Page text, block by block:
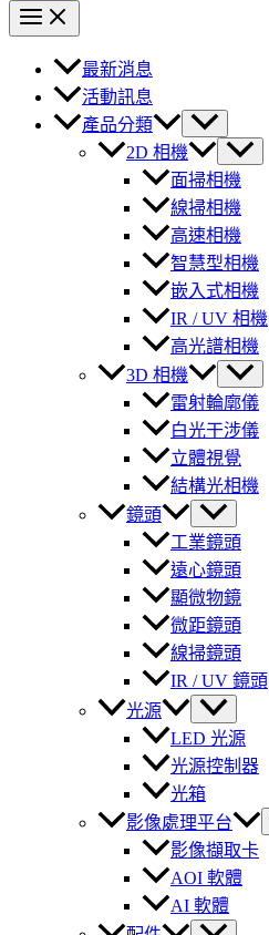
最新消息
活動訊息
產品分類
2D 相機
面掃相機
線掃相機
高速相機
智慧型相機
嵌入式相機
IR / UV 相機
高光譜相機
3D 相機
雷射輪廓儀
白光干涉儀
立體視覺
結構光相機
鏡頭
工業鏡頭
遠心鏡頭
顯微物鏡
微距鏡頭
線掃鏡頭
IR / UV 鏡頭
光源
LED 光源
光源控制器
光箱
影像處理平台
影像擷取卡
AOI 軟體
AI 軟體